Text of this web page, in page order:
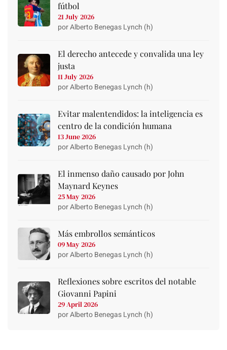
fútbol
21 July 2026
por Alberto Benegas Lynch (h)
El derecho antecede y convalida una ley
justa
11 July 2026
por Alberto Benegas Lynch (h)
Evitar malentendidos: la inteligencia es
centro de la condición humana
13 June 2026
por Alberto Benegas Lynch (h)
El inmenso daño causado por John
Maynard Keynes
25 May 2026
por Alberto Benegas Lynch (h)
Más embrollos semánticos
09 May 2026
por Alberto Benegas Lynch (h)
Reflexiones sobre escritos del notable
Giovanni Papini
29 April 2026
por Alberto Benegas Lynch (h)